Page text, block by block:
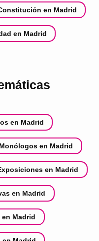
en Madrid
en Madrid
en Madrid
Monólogos en Madrid
en Madrid
en Madrid
Madrid